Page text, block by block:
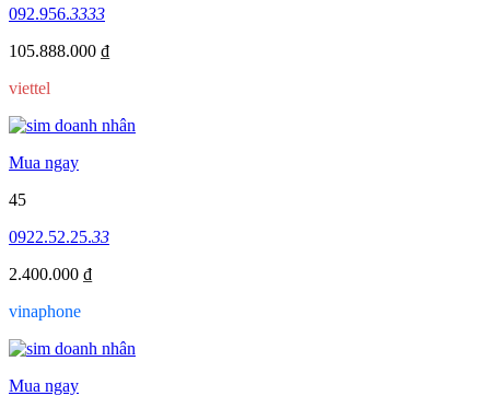
092.956.3333
105.888.000 ₫
viettel
Mua ngay
45
0922.52.25.33
2.400.000 ₫
vinaphone
Mua ngay